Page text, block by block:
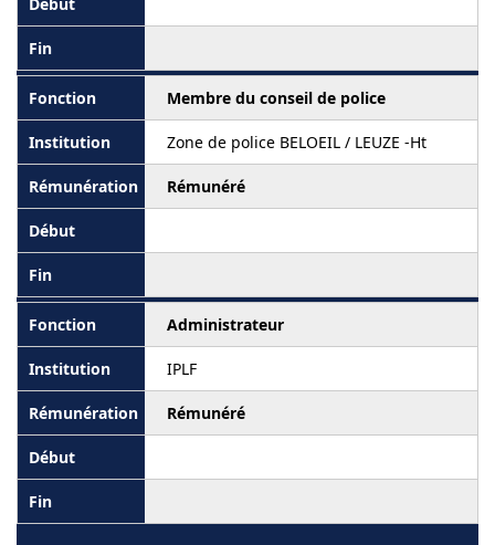
Membre du conseil de police
Zone de police BELOEIL / LEUZE -Ht
Rémunéré
Administrateur
IPLF
Rémunéré